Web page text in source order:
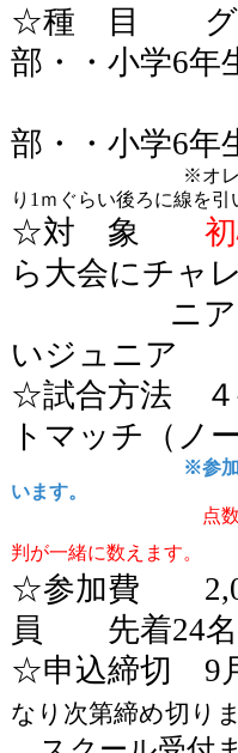
☆種 目 グリ
部・・小学6年
オレン
部・・小学6年
※オ
り 1 ｍぐらい後ろに線を引
☆対 象
ら大会にチャ
ニ
いジュニア
☆試合方法 ４
トマッチ（ノ
※参
います。
点
判が一緒に数えます。
☆参加費
員 先着24名
☆申込締切 9
なり次第締め切り